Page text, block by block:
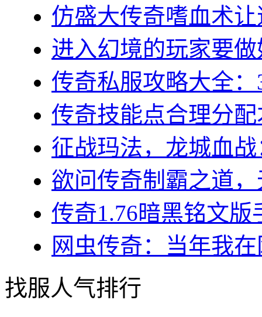
仿盛大传奇嗜血术
进入幻境的玩家要
传奇私服攻略大全
传奇技能点合理分
征战玛法，龙城血
欲问传奇制霸之道
传奇1.76暗黑铭文
网虫传奇：当年我
找服人气排行